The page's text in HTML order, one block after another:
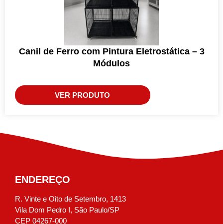
Canil de Ferro com Pintura Eletrostática – 3
Módulos
VER PRODUTO
ENDEREÇO
R. Vinte e Oito de Setembro, 1413
Vila Dom Pedro I, São Paulo/SP
CEP 04267-000